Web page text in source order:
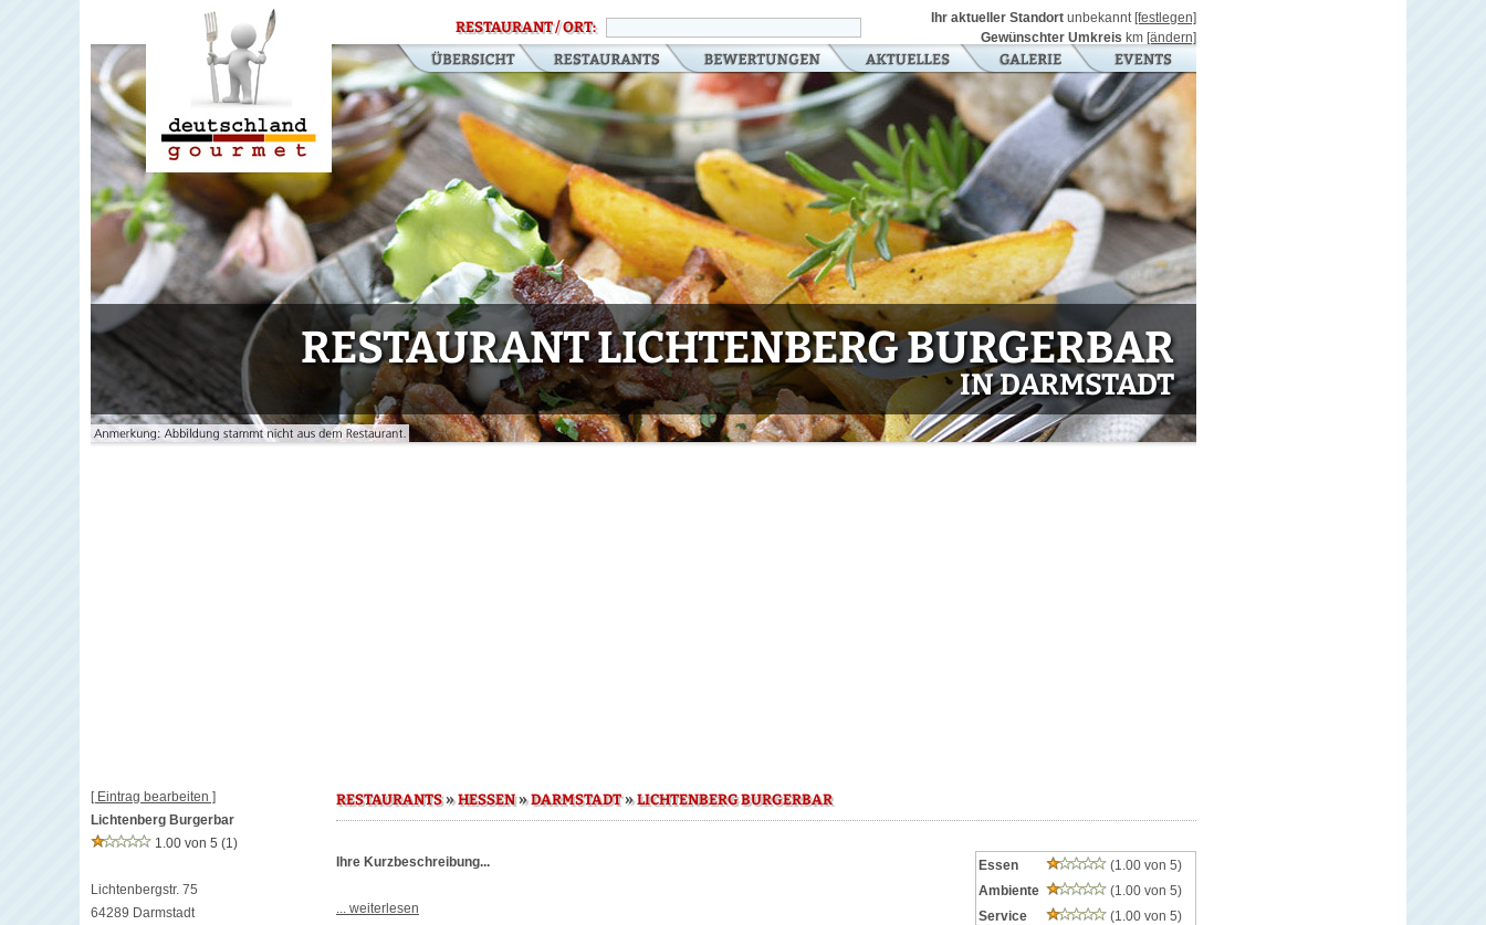
RESTAURANT / ORT:
Ihr aktueller Standort unbekannt [festlegen]
Gewünschter Umkreis km [ändern]
RESTAURANT LICHTENBERG BURGERBAR
IN DARMSTADT
[ Eintrag bearbeiten ]
Lichtenberg Burgerbar
1.00 von 5 (1)
Lichtenbergstr. 75
64289 Darmstadt
RESTAURANTS»HESSEN»DARMSTADT»LICHTENBERG BURGERBAR
Ihre Kurzbeschreibung...
... weiterlesen
Essen
(1.00 von 5)
Ambiente
(1.00 von 5)
Service
(1.00 von 5)